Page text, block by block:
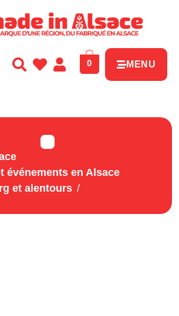
0 MENU
événements en Alsace
et alentours